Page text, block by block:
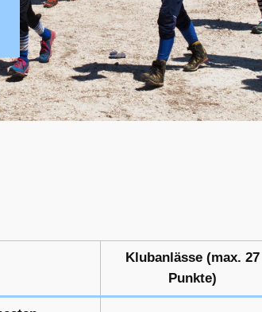
Klubanlässe (max. 27
Punkte)